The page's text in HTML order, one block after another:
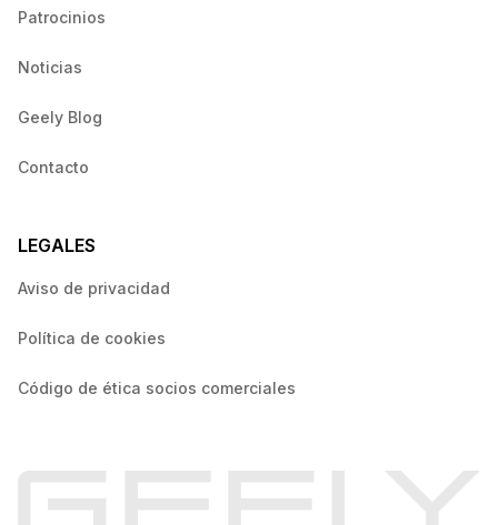
Patrocinios
Noticias
Geely Blog
Contacto
LEGALES
Aviso de privacidad
Política de cookies
Código de ética socios comerciales